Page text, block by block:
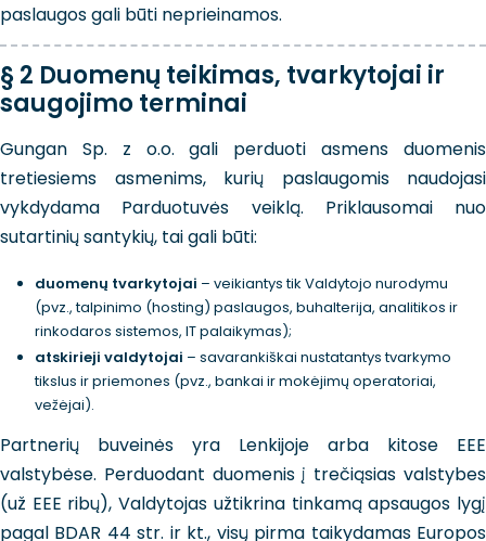
paslaugos gali būti neprieinamos.
§ 2 Duomenų teikimas, tvarkytojai ir
saugojimo terminai
Gungan Sp. z o.o. gali perduoti asmens duomenis
tretiesiems asmenims, kurių paslaugomis naudojasi
vykdydama Parduotuvės veiklą. Priklausomai nuo
sutartinių santykių, tai gali būti:
duomenų tvarkytojai – veikiantys tik Valdytojo nurodymu
(pvz., talpinimo (hosting) paslaugos, buhalterija, analitikos ir
rinkodaros sistemos, IT palaikymas);
atskirieji valdytojai – savarankiškai nustatantys tvarkymo
tikslus ir priemones (pvz., bankai ir mokėjimų operatoriai,
vežėjai).
Partnerių buveinės yra Lenkijoje arba kitose EEE
valstybėse. Perduodant duomenis į trečiąsias valstybes
(už EEE ribų), Valdytojas užtikrina tinkamą apsaugos lygį
pagal BDAR 44 str. ir kt., visų pirma taikydamas Europos